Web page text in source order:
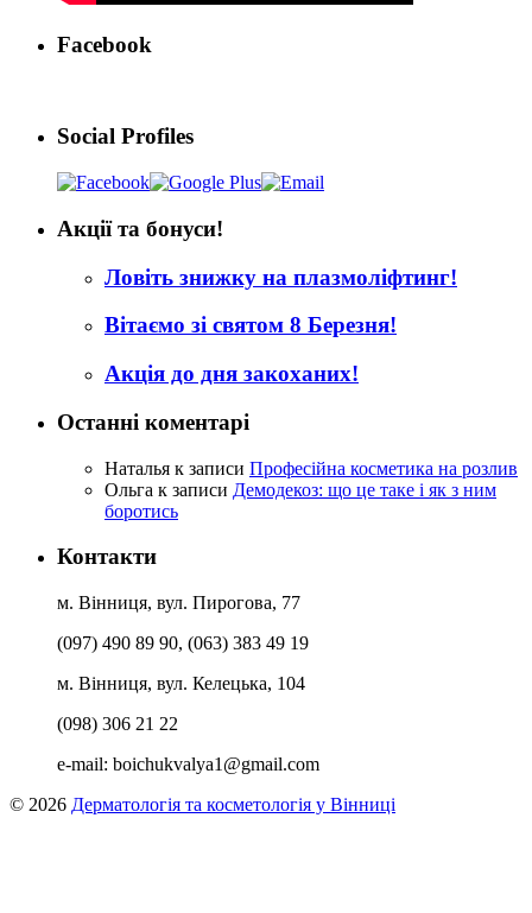
Facebook
Social Profiles
Акції та бонуси!
Ловіть знижку на плазмоліфтинг!
Вітаємо зі святом 8 Березня!
Акція до дня закоханих!
Останні коментарі
Наталья к записи Професійна косметика на розлив
Ольга к записи Демодекоз: що це таке і як з ним
боротись
Контакти
м. Вінниця, вул. Пирогова, 77
(097) 490 89 90, (063) 383 49 19
м. Вінниця, вул. Келецька, 104
(098) 306 21 22
e-mail: boichukvalya1@gmail.com
© 2026 Дерматологія та косметологія у Вінниці